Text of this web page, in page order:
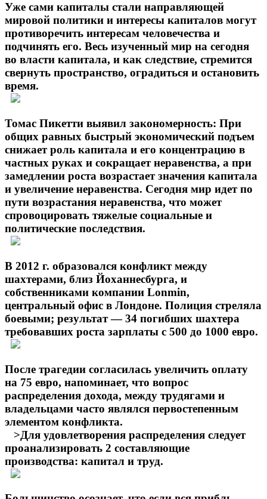
Уже сами капиталы стали направляющей
мировой политики и интересы капиталов могут
противоречить интересам человечества и
подчинять его. Весь изученный мир на сегодня
во власти капитала, и как следствие, стремится
свернуть пространство, оградиться и остановить
время.
Томас Пикетти выявил закономерность: При
общих равных быстрый экономический подъем
снижает роль капитала и его концентрацию в
частных руках и сокращает неравенства, а при
замедлении роста возрастает значения капитала
и увеличение неравенства. Сегодня мир идет по
пути возрастания неравенства, что может
спровоцировать тяжелые социальные и
политические последствия.
В 2012 г. образовался конфликт между
шахтерами, близ Йоханнесбурга, и
собственниками компании Lonmin,
центральный офис в Лондоне. Полиция стреляла
боевыми; результат — 34 погибших шахтера
требовавших роста зарплаты с 500 до 1000 евро.
После трагедии согласилась увеличить оплату
на 75 евро, напоминает, что вопрос
распределения дохода, между трудягами и
владельцами часто являлся первостепенным
элементом конфликта.
>Для удовлетворения распределения следует
проанализировать 2 составляющие
производства: капитал и труд.